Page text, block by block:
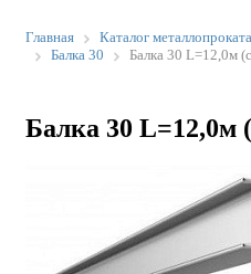
Главная Каталог металлопроката
Балка 30
Балка 30 L=12,0м
Балка 30 L=12,0м